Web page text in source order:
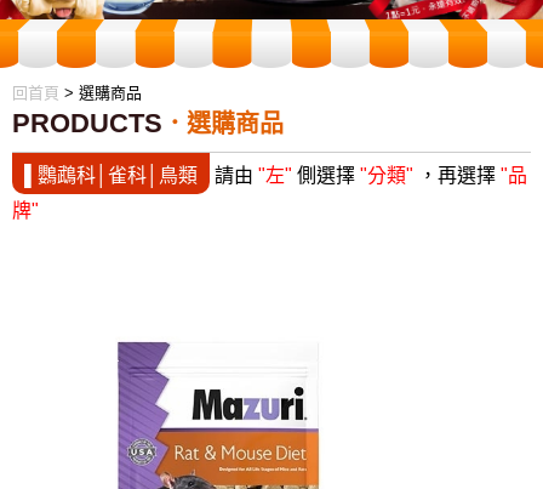
回首頁 > 選購商品
PRODUCTS 選購商品
▌鸚鵡科│雀科│鳥類 請由 "左" 側選擇 "分類" ，再選擇 "品
牌"